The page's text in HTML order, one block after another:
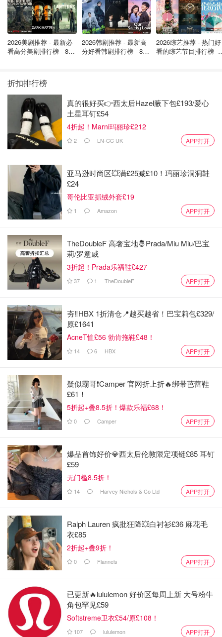
演，店员还可以帮忙制作网红美食——油面筋塞虾滑和鸡
蛋！盥洗室里还有祖马龙香水~
图片来自于@Tripadvisor，版权属于原作者
人连喝三碗！自从开了O2店后，东边的小伙伴想吃火锅时
就更方便啦~
海底捞点餐超详细攻略 请戳这
菜单/外卖/网上预约指南 - 学生可享78
折！
想吃妹妹的甜甜圈 7.9w 1
地址：2 New Oxford St, London WC1A 1AD
82-84 Bishop's Bridge Rd, London W2 6BB
联系电话：02079711820
预约
雪花牛小排
图片来自于@Happy Lamb Hot Pot，版权属于原作者
2026美剧推荐 - 最新必
看高分美剧排行榜 - 8月
2026韩剧推荐 - 最新高
分好看韩剧排行榜 - 8月
2026综艺推荐 - 热门好
看的综艺节目排行榜 -
折扣排行榜
真的很好买👉西太后Hazel腋下包£193/爱心
土星耳钉£54
4折起！Marni玛丽珍£212
2 LN-CC UK APP打开
亚马逊时尚区💥满£25减£10！玛丽珍洞洞鞋
£24
哥伦比亚抓绒外套£19
1 Amazon APP打开
TheDoubleF 高奢宝地🤴Prada/Miu Miu/巴宝
莉/罗意威
3折起！Prada乐福鞋£427
37 1 TheDoubleF APP打开
夯‼️HBX 1折清仓📍越买越省！巴宝莉包£329/
原£1641
AcneT恤£56 勃肯拖鞋£48！
14 6 HBX APP打开
疑似霸哥❗️Camper 官网折上折🔥绑带芭蕾鞋
£61！
5折起+叠8.5折！爆款乐福£68！
0 Camper APP打开
爆品首饰好价💎西太后伦敦限定项链£85 耳钉
£59
无门槛8.5折！
14 Harvey Nichols & Co Ltd APP打开
Ralph Lauren 疯批狂降💥白衬衫£36 麻花毛
衣£85
2折起+叠9折！
0 Flannels APP打开
已更新🔥lululemon 好价区每周上新 大号粉牛
角包罕见£59
Softstreme卫衣£54/原£108！
107 lululemon APP打开